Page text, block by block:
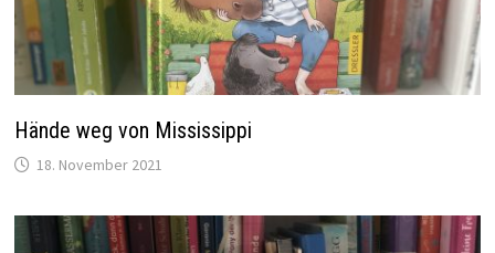
Hände weg von Mississippi
18. November 2021